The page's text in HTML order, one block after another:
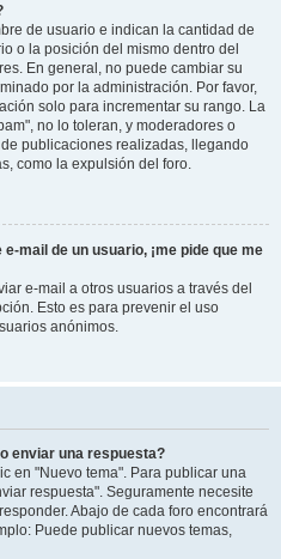
de usuario e indican la cantidad de
o la posición del mismo dentro del
En general, no puede cambiar su
por la administración. Por favor,
solo para incrementar su rango. La
no lo toleran, y moderadores o
publicaciones realizadas, llegando
como la expulsión del foro.
mail de un usuario, ¡me pide que me
e-mail a otros usuarios a través del
Esto es para prevenir el uso
anónimos.
enviar una respuesta?
en "Nuevo tema". Para publicar una
respuesta". Seguramente necesite
Abajo de cada foro encontrará
Puede publicar nuevos temas,